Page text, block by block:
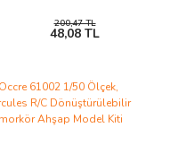
200,47 TL
48,08 TL